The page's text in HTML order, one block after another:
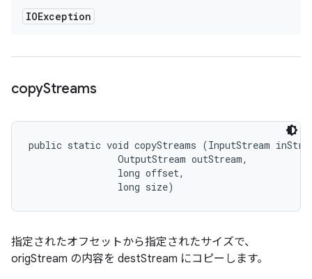
IOException
copyStreams
public static void copyStreams (InputStream
                OutputStream outStream,
                long offset,
                long size)
指定されたオフセットから指定されたサイズで、
origStream の内容を destStream にコピーします。